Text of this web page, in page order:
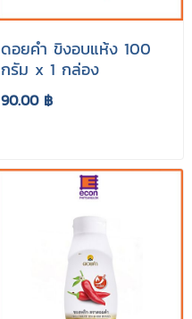
ดอยคำ ขิงอบแห้ง 100
กรัม x 1 กล่อง
90.00 ฿